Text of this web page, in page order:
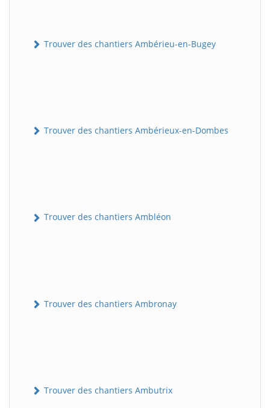
Trouver des chantiers Ambérieu-en-Bugey
Trouver des chantiers Ambérieux-en-Dombes
Trouver des chantiers Ambléon
Trouver des chantiers Ambronay
Trouver des chantiers Ambutrix